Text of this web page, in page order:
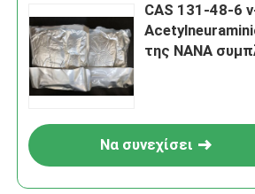
CAS 131-48-6
της NANA
Να συνεχίσει